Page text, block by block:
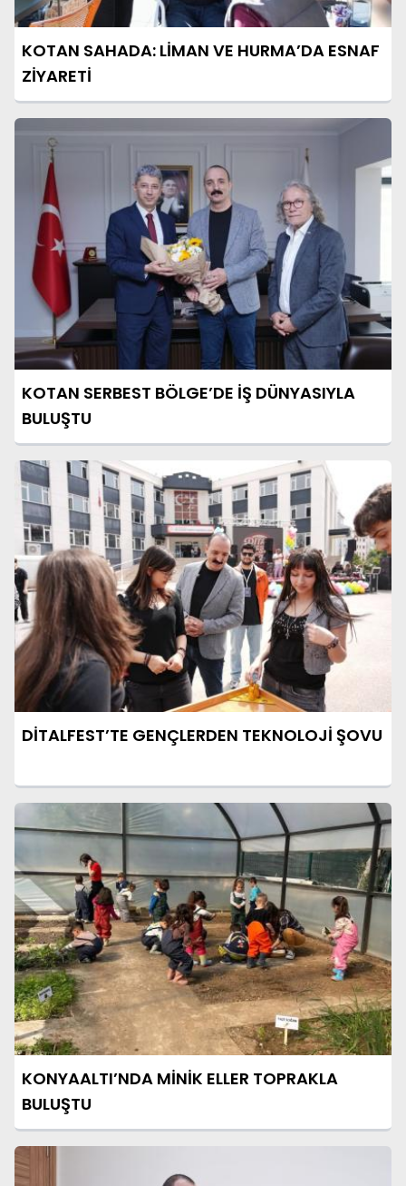
KOTAN SAHADA: LİMAN VE HURMA’DA ESNAF
ZİYARETİ
KOTAN SERBEST BÖLGE’DE İŞ DÜNYASIYLA
BULUŞTU
DİTALFEST’TE GENÇLERDEN TEKNOLOJİ ŞOVU
KONYAALTI’NDA MİNİK ELLER TOPRAKLA
BULUŞTU